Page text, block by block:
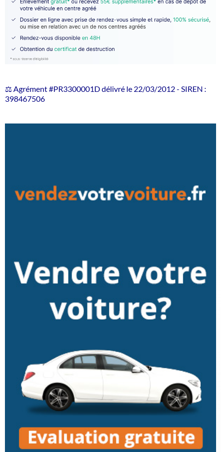
⚖️ Agrément #PR3300001D délivré le 22/03/2012 - SIREN :
398467506